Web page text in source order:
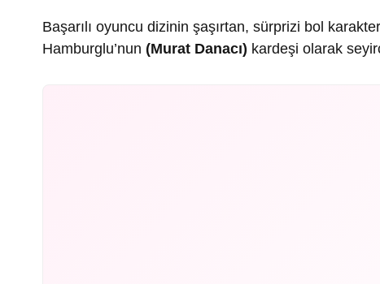
Başarılı oyuncu dizinin şaşırtan, sürprizi bol
Hamburglu’nun (Murat Danacı) kardeşi olarak